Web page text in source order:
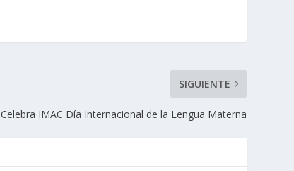
SIGUIENTE
Celebra IMAC Día Internacional de la Lengua Materna